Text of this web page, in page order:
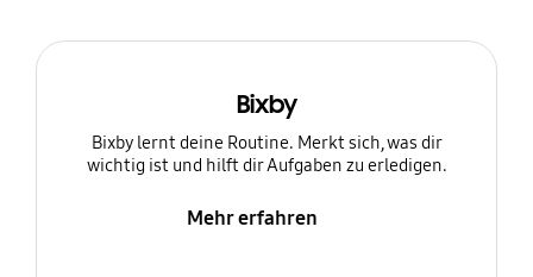
Bixby
Bixby lernt deine Routine. Merkt sich, was dir
wichtig ist und hilft dir Aufgaben zu erledigen.
Mehr erfahren